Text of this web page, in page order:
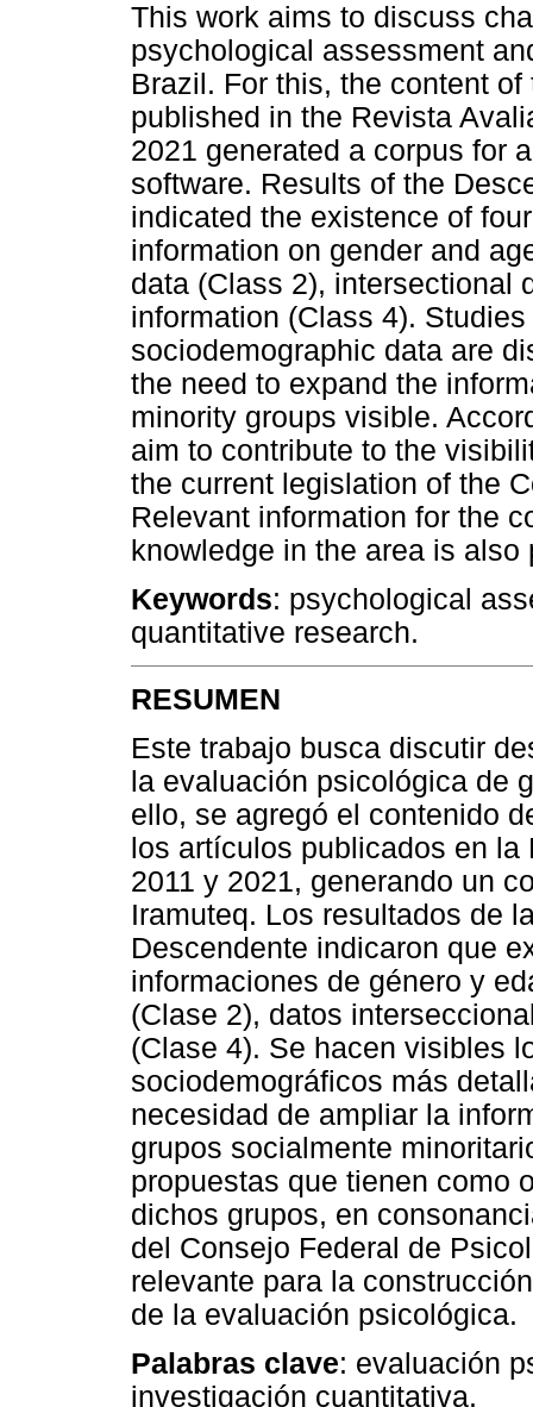
This work aims to discuss
psychological assessment
Brazil. For this, the content
published in the Revista
2021 generated a corpus for
software. Results of the
indicated the existence of
information on gender and
data (Class 2), intersectional
information (Class 4).
sociodemographic data are
the need to expand the
minority groups visible.
aim to contribute to the
the current legislation of the
Relevant information for the
knowledge in the area is also
Keywords: psychological
quantitative research.
RESUMEN
Este trabajo busca discutir
la evaluación psicológica de
ello, se agregó el contenido
los artículos publicados en
2011 y 2021, generando un
Iramuteq. Los resultados de
Descendente indicaron que
informaciones de género y
(Clase 2), datos
(Clase 4). Se hacen visibles
sociodemográficos más
necesidad de ampliar la
grupos socialmente
propuestas que tienen como
dichos grupos, en
del Consejo Federal de
relevante para la
de la evaluación psicológica.
Palabras clave: evaluación
investigación cuantitativa.